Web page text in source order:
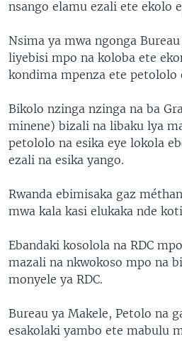
nsango elamu ezali ete ekolo
Nsima ya mwa ngonga
liyebisi mpo na koloba ete
kondima mpenza ete petololo
Bikolo nzinga nzinga na ba
minene) bizali na libaku lya
petololo na esika eye lokola
ezali na esika yango.
Rwanda ebimisaka gaz
mwa kala kasi elukaka nde
Ebandaki kosolola na RDC
mazali na nkwokoso mpo na
monyele ya RDC.
Bureau ya Makele, Petolo na
esakolaki yambo ete mabulu